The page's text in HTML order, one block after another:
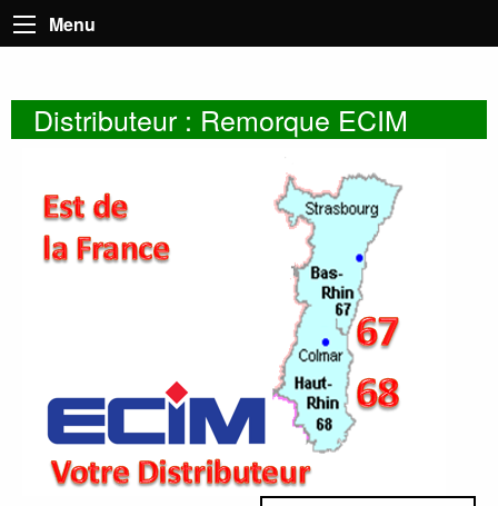
Menu
Distributeur : Remorque ECIM